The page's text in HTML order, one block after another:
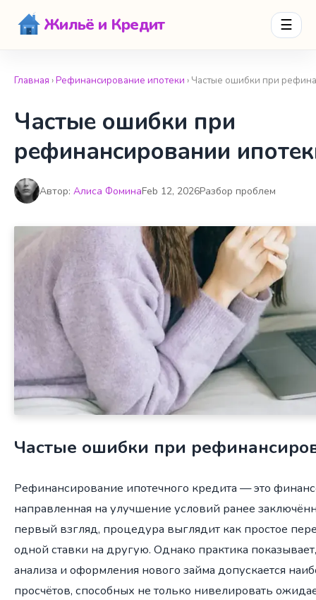
Жильё и Кредит ☰
Главная ›Рефинансирование ипотеки › Частые ошибки при
Частые ошибки при
рефинансировании
Автор: Алиса ФоминаFeb 12, 2026Разбор проблем
Частые ошибки при
Рефинансирование ипотечного кредита — это
направленная на улучшение условий ранее
первый взгляд, процедура выглядит как простое
одной ставки на другую. Однако практика
анализа и оформления нового займа допускается
просчётов, способных не только нивелировать